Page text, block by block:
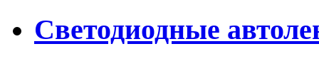
Светодиодные